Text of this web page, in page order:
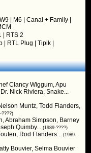
W9 M6 |Canal + Family
RTS 2
RTL Plug |Tipik
Clancy Wiggum, Apu
Nick Riviera, Snake...
Muntz, Todd Flanders,
????)
Abraham Simpson, Barney
Quimby... (1989-????)
Rod Flanders... (1989-
Bouvier, Selma Bouvier